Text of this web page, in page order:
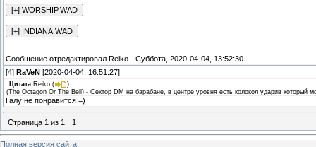
Сообщение отредактировал Reiko - Суббота, 2020-04-04, 13:52:30
[4] RaVeN [2020-04-04, 16:51:27]
Цитата Reiko (
)
(The Octagon Or The Bell) - Сектор DM на барабане, в центре уровня есть колокол ударив который
Галу не понравится =)
Страница 1 из 1 1
Полная версия сайта